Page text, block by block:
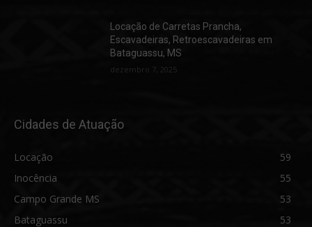
Locação de Carretas Prancha,
Escavadeiras, Retroescavadeiras em
Bataguassu, MS
dezembro 7, 2025
Cidades de Atuação
Locação
59
Inocência
55
Campo Grande MS
53
Bataguassu
53